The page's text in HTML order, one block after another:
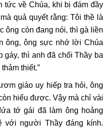
tức về Chúa, khi bị đám đầy
quả quyết rằng: Tôi thề là
ông còn đang nói, thì gà liền
ông, ông sực nhớ lời Chúa
gáy, thì anh đã chối Thầy ba
thiết.”
giáo uy hiếp tra hỏi, ông
hiểu được. Vậy mà chỉ vài
tớ gái đã làm ông hoảng
với người Thầy đáng kính.